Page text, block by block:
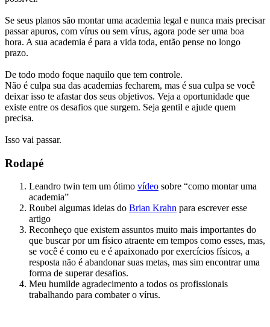
Se seus planos são montar uma academia legal e nunca mais precisar
passar apuros, com vírus ou sem vírus, agora pode ser uma boa
hora. A sua academia é para a vida toda, então pense no longo
prazo.
De todo modo foque naquilo que tem controle.
Não é culpa sua das academias fecharem, mas é sua culpa se você
deixar isso te afastar dos seus objetivos. Veja a oportunidade que
existe entre os desafios que surgem. Seja gentil e ajude quem
precisa.
Isso vai passar.
Rodapé
Leandro twin tem um ótimo vídeo sobre “como montar uma
academia”
Roubei algumas ideias do Brian Krahn para escrever esse
artigo
Reconheço que existem assuntos muito mais importantes do
que buscar por um físico atraente em tempos como esses, mas,
se você é como eu e é apaixonado por exercícios físicos, a
resposta não é abandonar suas metas, mas sim encontrar uma
forma de superar desafios.
Meu humilde agradecimento a todos os profissionais
trabalhando para combater o vírus.